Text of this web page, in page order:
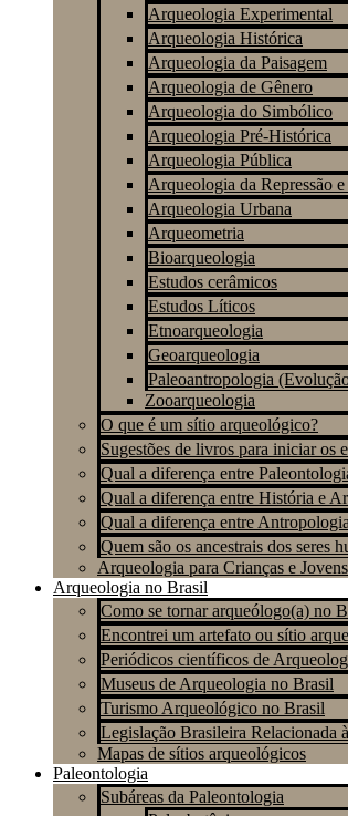
Arqueologia Experimental
Arqueologia Histórica
Arqueologia da Paisagem
Arqueologia de Gênero
Arqueologia do Simbólico
Arqueologia Pré-Histórica
Arqueologia Pública
Arqueologia da Repressão e
Arqueologia Urbana
Arqueometria
Bioarqueologia
Estudos cerâmicos
Estudos Líticos
Etnoarqueologia
Geoarqueologia
Paleoantropologia
Zooarqueologia
O que é um sítio arqueológico?
Sugestões de livros para iniciar os
Qual a diferença entre
Qual a diferença entre História e
Qual a diferença entre
Quem são os ancestrais dos seres
Arqueologia para Crianças e Jovens
Arqueologia no Brasil
Como se tornar arqueólogo(a) no
Encontrei um artefato ou sítio
Periódicos científicos de
Museus de Arqueologia no Brasil
Turismo Arqueológico no Brasil
Legislação Brasileira Relacionada
Mapas de sítios arqueológicos
Paleontologia
Subáreas da Paleontologia